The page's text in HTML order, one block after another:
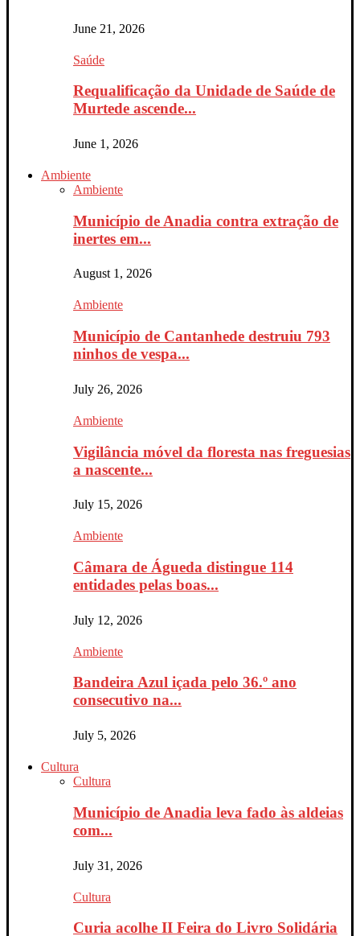
June 21, 2026
Saúde
Requalificação da Unidade de Saúde de
Murtede ascende...
June 1, 2026
Ambiente
Ambiente
Município de Anadia contra extração de
inertes em...
August 1, 2026
Ambiente
Município de Cantanhede destruiu 793
ninhos de vespa...
July 26, 2026
Ambiente
Vigilância móvel da floresta nas freguesias
a nascente...
July 15, 2026
Ambiente
Câmara de Águeda distingue 114
entidades pelas boas...
July 12, 2026
Ambiente
Bandeira Azul içada pelo 36.º ano
consecutivo na...
July 5, 2026
Cultura
Cultura
Município de Anadia leva fado às aldeias
com...
July 31, 2026
Cultura
Curia acolhe II Feira do Livro Solidária